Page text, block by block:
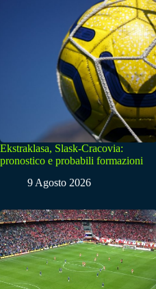
Ekstraklasa, Slask-Cracovia:
pronostico e probabili formazioni
9 Agosto 2026